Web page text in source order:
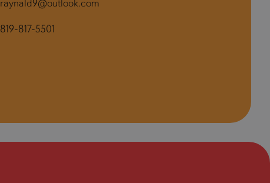
raynald9@outlook.com
819-817-5501